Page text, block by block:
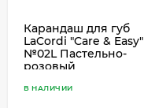
Карандаш для губ
LaCordi "Care & Easy"
№02L Пастельно-
розовый
В НАЛИЧИИ